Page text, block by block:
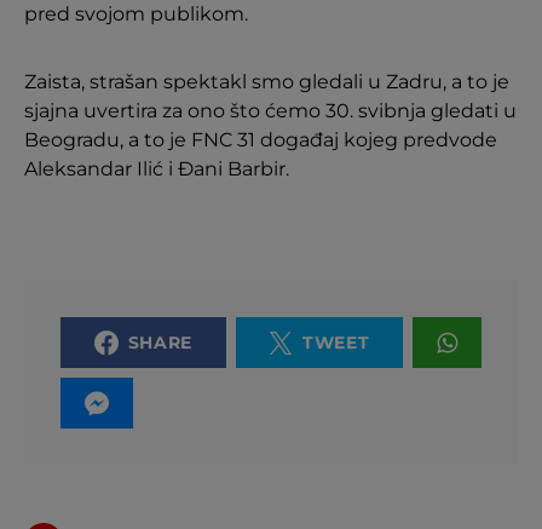
pred svojom publikom.
Zaista, strašan spektakl smo gledali u Zadru, a to je
sjajna uvertira za ono što ćemo 30. svibnja gledati u
Beogradu, a to je FNC 31 događaj kojeg predvode
Aleksandar Ilić i Đani Barbir.
SHARE TWEET